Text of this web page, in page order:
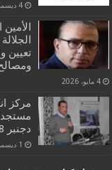
4 ديسمبر، 2018
تعيين
4 مايو، 2026
مركز
دجنبر 2018 بالرباط
1 ديسمبر، 2018